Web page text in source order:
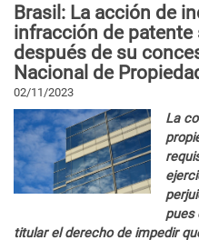
Brasil: La acción de
infracción de
después de su
Nacional de
02/11/2023
La
pues
titular el derecho de impedir